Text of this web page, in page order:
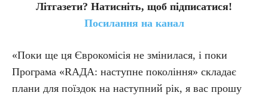
Літгазети? Натисніть, щоб підписатися!
Посилання на канал
«Поки ще ця Єврокомісія не змінилася, і поки
Програма «RАДА: наступне покоління» складає
плани для поїздок на наступний рік, я вас прошу